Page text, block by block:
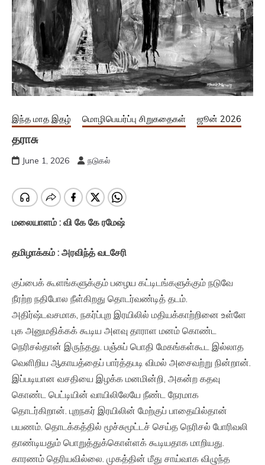
இந்த மாத இதழ் மொழிபெயர்ப்பு சிறுகதைகள் ஜூன் 2026
தராசு
June 1, 2026 நடுகல்
மலையாளம் : வி கே கே ரமேஷ்
தமிழாக்கம் : அரவிந்த் வடசேரி
குப்பைக் கூளங்களுக்கும் பழைய கட்டிடங்களுக்கும் நடுவே
நீரற்ற நதிபோல நீள்கிறது தொடர்வண்டித் தடம்.
அதிர்ஷ்டவசமாக, நகர்ப்புற இரயிலில் மதியக்காற்றினை உள்ளே
புக அனுமதிக்கக் கூடிய அளவு தாராள மனம் கொண்ட
நெரிசல்தான் இருந்தது. பஞ்சுப் பொதி மேகங்கள்கூட இல்லாத
வெளிறிய ஆகாயத்தைப் பார்த்தபடி விமல் அசைவற்று நின்றான்.
இப்படியான வசதியை இழக்க மனமின்றி, அகன்ற கதவு
கொண்ட பெட்டியின் வாயிலிலேயே நீண்ட நேரமாக
தொடர்கிறான். புறநகர் இரயிலின் மேற்குப் பாதையில்தான்
பயணம். தொடக்கத்தில் மூச்சுமூட்டச் செய்த நெரிசல் போரிவலி
தாண்டியதும் பொறுத்துக்கொள்ளக் கூடியதாக மாறியது.
காரணம் தெரியவில்லை. முகத்தின் மீது சாய்வாக விழுந்த